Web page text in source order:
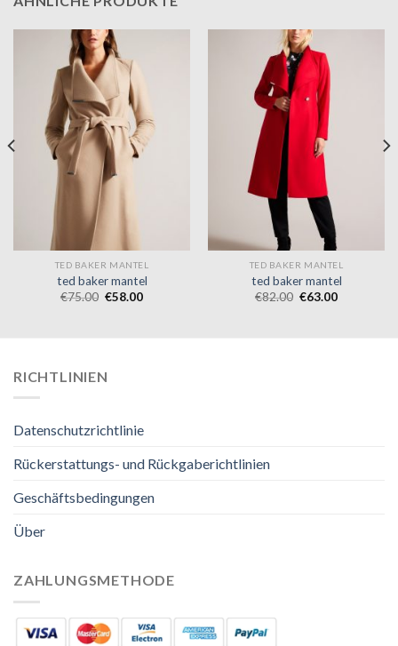
TED BAKER MANTEL
ted baker mantel
€75.00 €58.00
TED BAKER MANTEL
ted baker mantel
€82.00 €63.00
RICHTLINIEN
Datenschutzrichtlinie
Rückerstattungs- und Rückgaberichtlinien
Geschäftsbedingungen
Über
ZAHLUNGSMETHODE